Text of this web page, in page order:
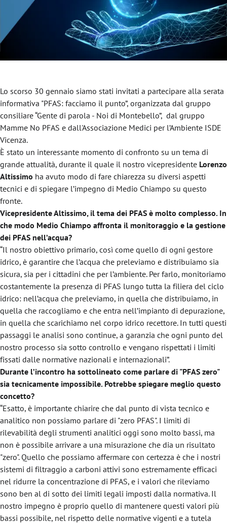
Lo scorso 30 gennaio siamo stati invitati a partecipare alla serata
informativa "PFAS: facciamo il punto”, organizzata dal gruppo
consiliare “Gente di parola - Noi di Montebello”, dal gruppo
Mamme No PFAS e dall'Associazione Medici per l’Ambiente ISDE
Vicenza.
È stato un interessante momento di confronto su un tema di
grande attualità, durante il quale il nostro vicepresidente Lorenzo
Altissimo ha avuto modo di fare chiarezza su diversi aspetti
tecnici e di spiegare l’impegno di Medio Chiampo su questo
fronte.
Vicepresidente Altissimo, il tema dei PFAS è molto complesso. In
che modo Medio Chiampo affronta il monitoraggio e la gestione
dei PFAS nell’acqua?
“Il nostro obiettivo primario, così come quello di ogni gestore
idrico, è garantire che l’acqua che preleviamo e distribuiamo sia
sicura, sia per i cittadini che per l’ambiente. Per farlo, monitoriamo
costantemente la presenza di PFAS lungo tutta la filiera del ciclo
idrico: nell’acqua che preleviamo, in quella che distribuiamo, in
quella che raccogliamo e che entra nell’impianto di depurazione,
in quella che scarichiamo nel corpo idrico recettore. In tutti questi
passaggi le analisi sono continue, a garanzia che ogni punto del
nostro processo sia sotto controllo e vengano rispettati i limiti
fissati dalle normative nazionali e internazionali”.
Durante l’incontro ha sottolineato come parlare di "PFAS zero"
sia tecnicamente impossibile. Potrebbe spiegare meglio questo
concetto?
“Esatto, è importante chiarire che dal punto di vista tecnico e
analitico non possiamo parlare di "zero PFAS". I limiti di
rilevabilità degli strumenti analitici oggi sono molto bassi, ma
non è possibile arrivare a una misurazione che dia un risultato
"zero". Quello che possiamo affermare con certezza è che i nostri
sistemi di filtraggio a carboni attivi sono estremamente efficaci
nel ridurre la concentrazione di PFAS, e i valori che rileviamo
sono ben al di sotto dei limiti legali imposti dalla normativa. Il
nostro impegno è proprio quello di mantenere questi valori più
bassi possibile, nel rispetto delle normative vigenti e a tutela